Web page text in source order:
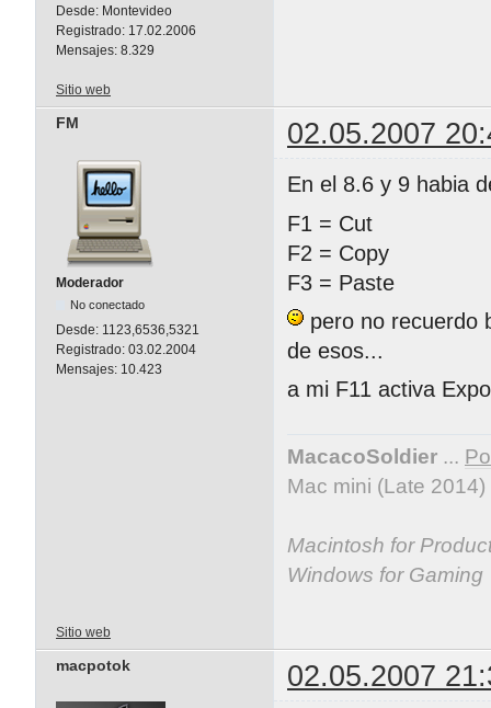
Desde: Montevideo
Registrado: 17.02.2006
Mensajes: 8.329
Sitio web
FM 02.05.2007
Moderador
No conectado
Desde: 1123,6536,5321
Registrado: 03.02.2004
Mensajes: 10.423
En el 8.6 y 9 habia
F1 = Cut
F2 = Copy
F3 = Paste
pero no recuerdo
de esos...
a mi F11 activa
MacacoSoldier ...
Mac mini (Late
Macintosh for
Windows for Gaming
Sitio web
macpotok 02.05.2007